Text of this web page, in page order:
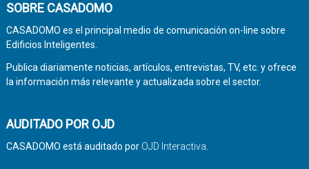
SOBRE CASADOMO
CASADOMO es el principal medio de comunicación on-line sobre
Edificios Inteligentes.
Publica diariamente noticias, artículos, entrevistas, TV, etc. y ofrece
la información más relevante y actualizada sobre el sector.
AUDITADO POR OJD
CASADOMO está auditado por OJD Interactiva